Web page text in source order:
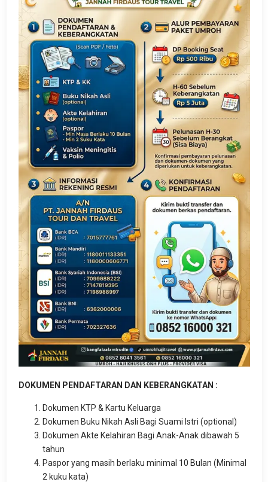
DOKUMEN PENDAFTARAN DAN KEBERANGKATAN :
Dokumen KTP & Kartu Keluarga
Dokumen Buku Nikah Asli Bagi Suami Istri (optional)
Dokumen Akte Kelahiran Bagi Anak-Anak dibawah 5
tahun
Paspor yang masih berlaku minimal 10 Bulan (Minimal
2 kuku kata)